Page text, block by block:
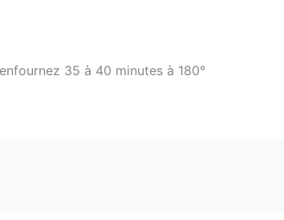
35 à 40 minutes à 180°